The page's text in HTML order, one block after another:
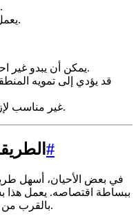
لا يتطلب مهارات تحرير متقدمة.
يعمل مع معظم برامج تحرير الفيديو.
يمكن أن يبدو غير احترافي إذا لم يتم القيام به بعناية.
قد يؤدي إلى تمويه
غير مناسب لإزالة النصوص الكبيرة أو المعقدة.
#
في بعض الأحيان، أسهل
ببساطة اقتصاصه. يعمل هذا
بالقرب من حافة الإطار ولا يحجب المحتوى المهم.